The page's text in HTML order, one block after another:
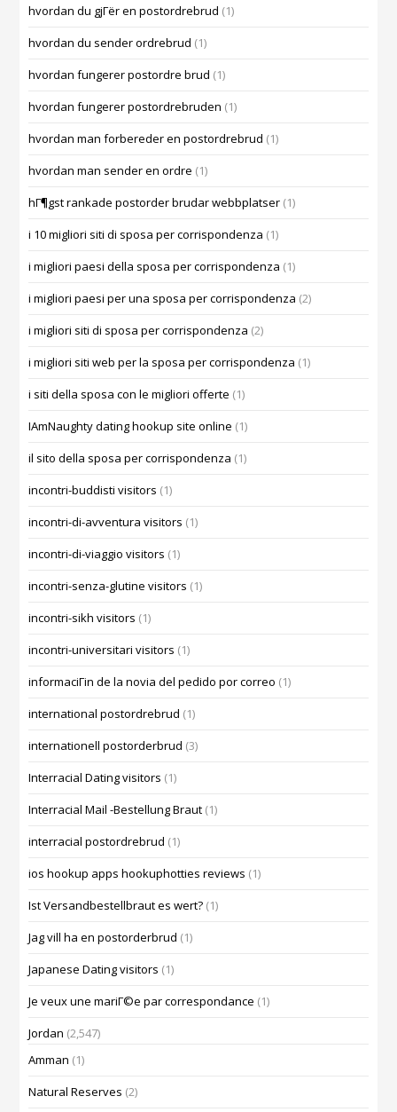
hvordan du gjГёr en postordrebrud (1)
hvordan du sender ordrebrud (1)
hvordan fungerer postordre brud (1)
hvordan fungerer postordrebruden (1)
hvordan man forbereder en postordrebrud (1)
hvordan man sender en ordre (1)
hГ¶gst rankade postorder brudar webbplatser (1)
i 10 migliori siti di sposa per corrispondenza (1)
i migliori paesi della sposa per corrispondenza (1)
i migliori paesi per una sposa per corrispondenza (2)
i migliori siti di sposa per corrispondenza (2)
i migliori siti web per la sposa per corrispondenza (1)
i siti della sposa con le migliori offerte (1)
IAmNaughty dating hookup site online (1)
il sito della sposa per corrispondenza (1)
incontri-buddisti visitors (1)
incontri-di-avventura visitors (1)
incontri-di-viaggio visitors (1)
incontri-senza-glutine visitors (1)
incontri-sikh visitors (1)
incontri-universitari visitors (1)
informaciГіn de la novia del pedido por correo (1)
international postordrebrud (1)
internationell postorderbrud (3)
Interracial Dating visitors (1)
Interracial Mail -Bestellung Braut (1)
interracial postordrebrud (1)
ios hookup apps hookuphotties reviews (1)
Ist Versandbestellbraut es wert? (1)
Jag vill ha en postorderbrud (1)
Japanese Dating visitors (1)
Je veux une mariГ©e par correspondance (1)
Jordan (2,547)
Amman (1)
Natural Reserves (2)